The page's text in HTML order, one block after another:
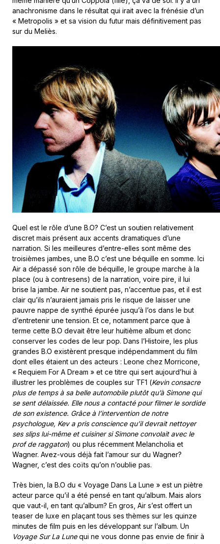
anachronisme dans le résultat qui irait avec la frénésie d’un
« Metropolis » et sa vision du futur mais définitivement pas
sur du Meliès.
Quel est le rôle d’une B.O? C’est un soutien relativement
discret mais présent aux accents dramatiques d’une
narration. Si les meilleures d’entre-elles sont même des
troisièmes jambes, une B.O c’est une béquille en somme. Ici
Air a dépassé son rôle de béquille, le groupe marche à la
place (ou à contresens) de la narration, voire pire, il lui
brise la jambe. Air ne soutient pas, n’accentue pas, et il est
clair qu’ils n’auraient jamais pris le risque de laisser une
pauvre nappe de synthé épurée jusqu’à l’os dans le but
d’entretenir une tension. Et ce, notamment parce que à
terme cette B.O devait être leur huitième album et donc
conserver les codes de leur pop. Dans l’Histoire, les plus
grandes B.O existèrent presque indépendamment du film
dont elles étaient un des acteurs : Leone chez Morricone,
« Requiem For A Dream » et ce titre qui sert aujourd’hui à
illustrer les problèmes de couples sur TF1 (Kevin consacre
plus de temps à sa belle automobile plutôt qu’à Simone qui
se sent délaissée. Elle nous a contacté pour filmer le sordide
de son existence. Grâce à l’intervention de notre
psychologue, Kev a pris conscience qu’il devrait nettoyer
ses slips lui-même et cuisiner si Simone convolait avec le
prof de raggaton) ou plus récemment Melancholia et
Wagner. Avez-vous déjà fait l’amour sur du Wagner?
Wagner, c’est des coïts qu’on n’oublie pas.
Très bien, la B.O du « Voyage Dans La Lune » est un piètre
acteur parce qu’il a été pensé en tant qu’album. Mais alors
que vaut-il, en tant qu’album? En gros, Air s’est offert un
teaser de luxe en plaçant tous ses thèmes sur les quinze
minutes de film puis en les développant sur l’album. Un
Voyage Sur La Lunequi ne vous donne pas envie de finir à